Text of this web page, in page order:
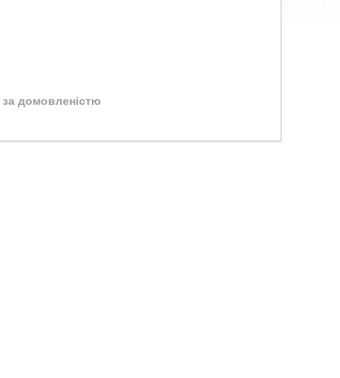
за домовленістю